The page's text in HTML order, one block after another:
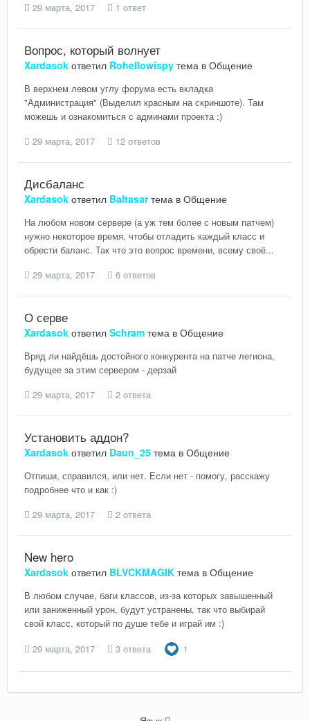
29 марта, 2017
1 ответ
Вопрос, который волнует
Xardasok ответил Rohellowispy тема в Общение
В верхнем левом углу форума есть вкладка
"Администрация" (Выделил красным на скриншоте). Там
можешь и ознакомиться с админами проекта :)
29 марта, 2017
12 ответов
Дисбаланс
Xardasok ответил Baltasarтема в Общение
На любом новом сервере (а уж тем более с новым патчем)
нужно некоторое время, чтобы отладить каждый класс и
обрести баланс. Так что это вопрос времени, всему своё...
29 марта, 2017
6 ответов
О серве
Xardasok ответил Schram тема в Общение
Вряд ли найдёшь достойного конкурента на патче легиона,
будущее за этим сервером - дерзай
29 марта, 2017
2 ответа
Установить аддон?
Xardasok ответил Daun_25 тема в Общение
Отпиши, справился, или нет. Если нет - помогу, расскажу
подробнее что и как :)
29 марта, 2017
2 ответа
New hero
Xardasok ответил BLVCKMAGIK тема в Общение
В любом случае, баги классов, из-за которых завышенный
или заниженный урон, будут устранены, так что выбирай
свой класс, который по душе тебе и играй им :)
29 марта, 2017
3 ответа 1